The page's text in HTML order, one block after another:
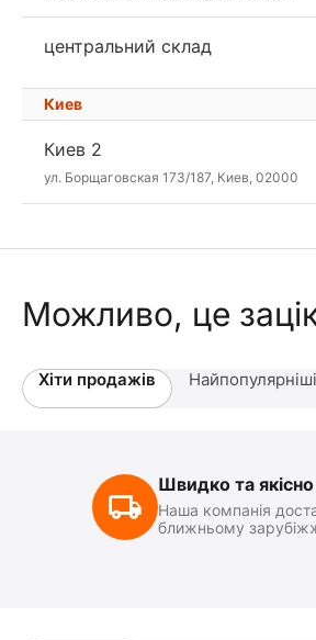
центральний склад
Киев
Киев 2
ул. Борщаговская 173/187, Киев, 02000
Можливо, це
Хіти продажів Найпопулярніші
Швидко та
Наша компанія
ближньому